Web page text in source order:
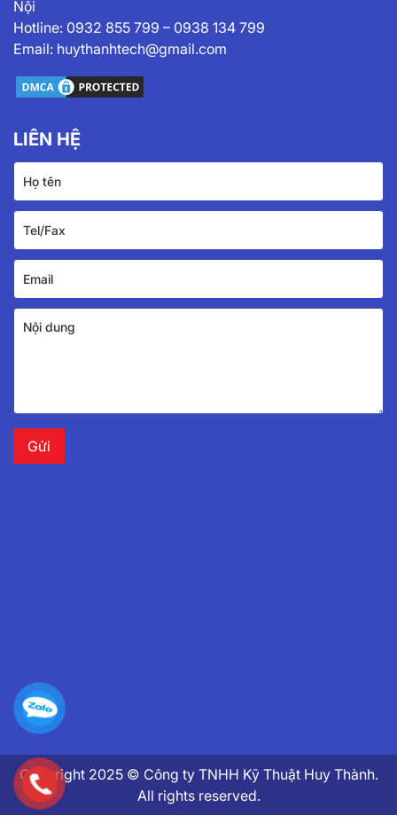
Nội
Hotline: 0932 855 799 – 0938 134 799
Email: huythanhtech@gmail.com
LIÊN HỆ
Copyright 2025 © Công ty TNHH Kỹ Thuật Huy Thành.
All rights reserved.